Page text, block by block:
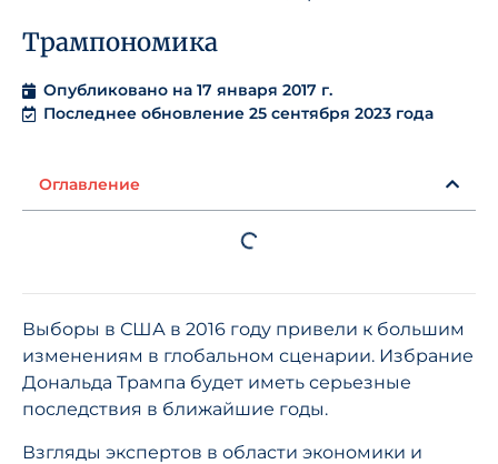
Трампономика
Опубликовано на 17 января 2017 г.
Последнее обновление 25 сентября 2023 года
Оглавление
Выборы в США в 2016 году привели к большим
изменениям в глобальном сценарии. Избрание
Дональда Трампа будет иметь серьезные
последствия в ближайшие годы.
Взгляды экспертов в области экономики и